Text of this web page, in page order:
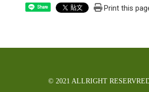
Share Print this
© 2021 ALLRIGHT